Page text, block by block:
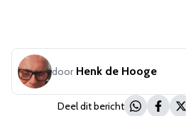
door Henk de Hooge
Deel dit bericht